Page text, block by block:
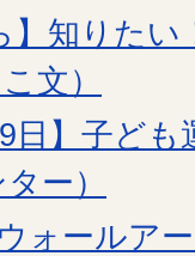
】知りた
文）
日】子ど
ー）
ウォールア